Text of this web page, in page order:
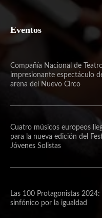
Eventos
Compañía Nacional de
impresionante espectáculo
arena del Nuevo Circo
Cuatro músicos europeos
para la nueva edición del
Jóvenes Solistas
Las 100 Protagonistas
sinfónico por la igualdad